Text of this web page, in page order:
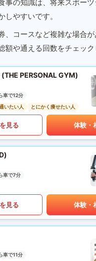
事の知識は、将来スポー
しやすいです。
、コースなど複雑な場合
額や通える回数をチェック
PERSONAL GYM)
車で12分
いたい人
とにかく痩せたい人
見る 体験・
車で7分
見る 体験・
車で11分